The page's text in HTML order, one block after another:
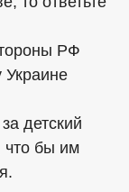
РФ
Украине
детский
что бы им